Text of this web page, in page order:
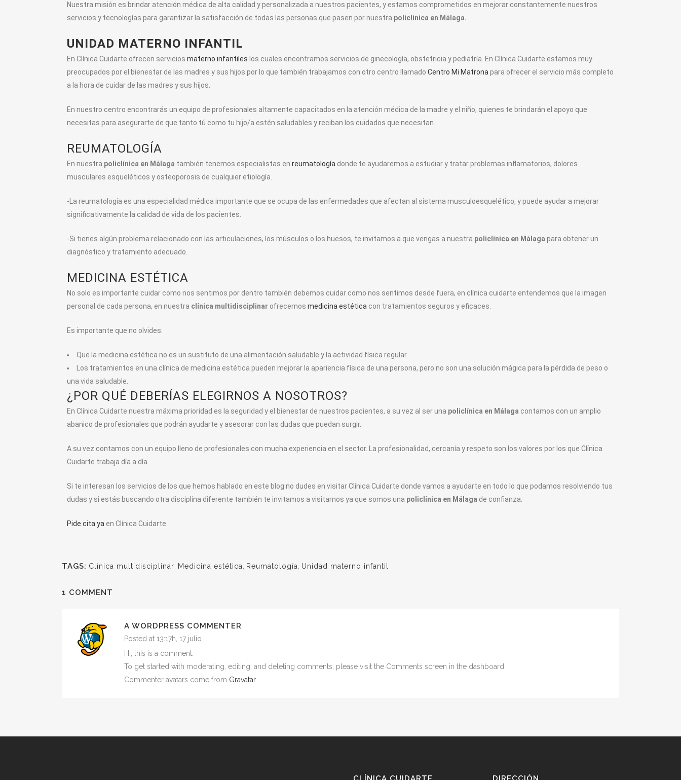
Nuestra misión es brindar atención médica de alta calidad y personalizada a nuestros pacientes, y estamos comprometidos en mejorar constantemente nuestros
servicios y tecnologías para garantizar la satisfacción de todas las personas que pasen por nuestra policlínica en Málaga.
UNIDAD MATERNO INFANTIL
En Clínica Cuidarte ofrecen servicios materno infantiles los cuales encontramos servicios de ginecología, obstetricia y pediatría. En Clínica Cuidarte estamos muy
preocupados por el bienestar de las madres y sus hijos por lo que también trabajamos con otro centro llamado Centro Mi Matrona para ofrecer el servicio más completo
a la hora de cuidar de las madres y sus hijos.
En nuestro centro encontrarás un equipo de profesionales altamente capacitados en la atención médica de la madre y el niño, quienes te brindarán el apoyo que
necesitas para asegurarte de que tanto tú como tu hijo/a estén saludables y reciban los cuidados que necesitan.
REUMATOLOGÍA
En nuestra policlínica en Málaga también tenemos especialistas en reumatología donde te ayudaremos a estudiar y tratar problemas inflamatorios, dolores
musculares esqueléticos y osteoporosis de cualquier etiología.
-La reumatología es una especialidad médica importante que se ocupa de las enfermedades que afectan al sistema musculoesquelético, y puede ayudar a mejorar
significativamente la calidad de vida de los pacientes.
-Si tienes algún problema relacionado con las articulaciones, los músculos o los huesos, te invitamos a que vengas a nuestra policlínica en Málaga para obtener un
diagnóstico y tratamiento adecuado.
MEDICINA ESTÉTICA
No solo es importante cuidar como nos sentimos por dentro también debemos cuidar como nos sentimos desde fuera, en clínica cuidarte entendemos que la imagen
personal de cada persona, en nuestra clínica multidisciplinar ofrecemos medicina estética con tratamientos seguros y eficaces.
Es importante que no olvides:
Que la medicina estética no es un sustituto de una alimentación saludable y la actividad física regular.
Los tratamientos en una clínica de medicina estética pueden mejorar la apariencia física de una persona, pero no son una solución mágica para la pérdida de peso o
una vida saludable.
¿POR QUÉ DEBERÍAS ELEGIRNOS A NOSOTROS?
En Clínica Cuidarte nuestra máxima prioridad es la seguridad y el bienestar de nuestros pacientes, a su vez al ser una policlínica en Málaga contamos con un amplio
abanico de profesionales que podrán ayudarte y asesorar con las dudas que puedan surgir.
A su vez contamos con un equipo lleno de profesionales con mucha experiencia en el sector. La profesionalidad, cercanía y respeto son los valores por los que Clínica
Cuidarte trabaja día a día.
Si te interesan los servicios de los que hemos hablado en este blog no dudes en visitar Clínica Cuidarte donde vamos a ayudarte en todo lo que podamos resolviendo tus
dudas y si estás buscando otra disciplina diferente también te invitamos a visitarnos ya que somos una policlínica en Málaga de confianza.
Pide cita ya en Clínica Cuidarte
TAGS: Clínica multidisciplinar Medicina estética Reumatología Unidad materno infantil
1 COMMENT
A WORDPRESS COMMENTER
Posted at 13:17h, 17 julio
Hi, this is a comment.
To get started with moderating, editing, and deleting comments, please visit the Comments screen in the dashboard.
Commenter avatars come from Gravatar.